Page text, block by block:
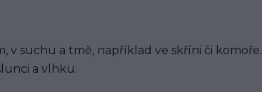
v suchu a tmě, například ve skříni či komoře.
a vlhku.